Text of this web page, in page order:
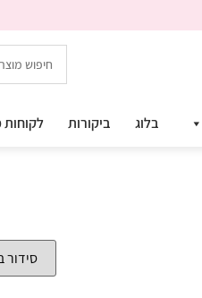
בלוג ביקורות